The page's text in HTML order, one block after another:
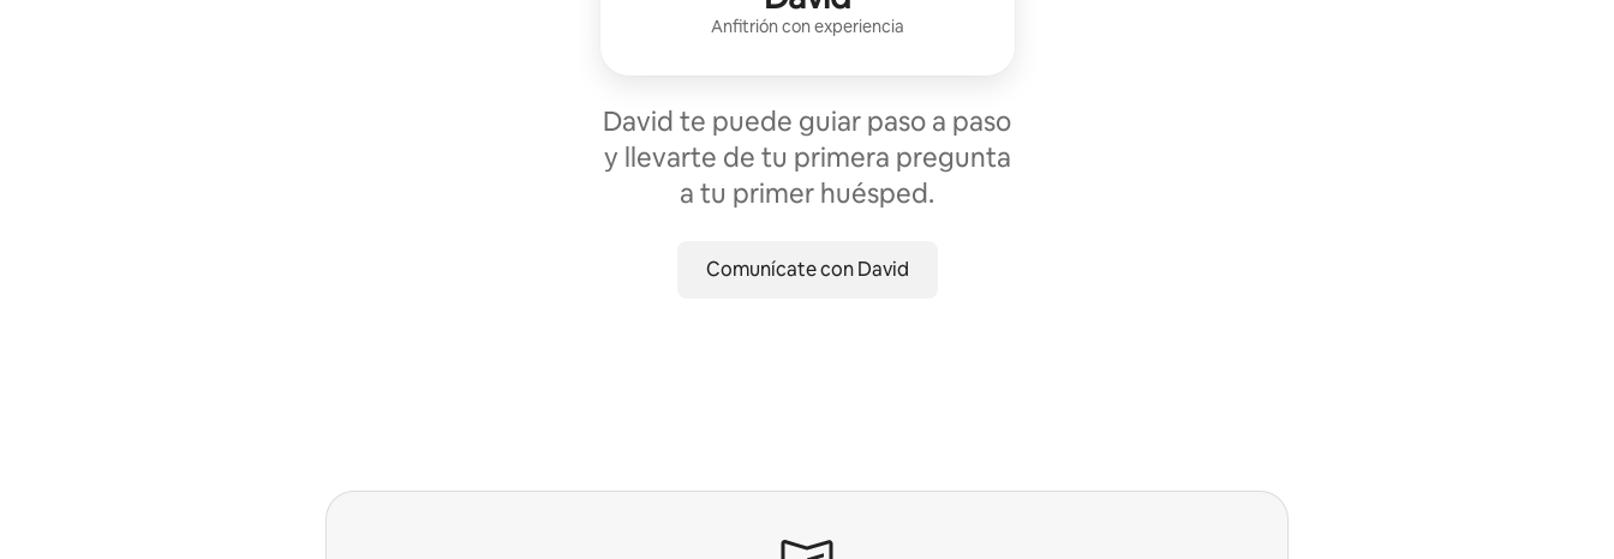
Anfitrión con experiencia
David te puede guiar paso a paso
y llevarte de tu primera pregunta
a tu primer huésped.
Comunícate con David